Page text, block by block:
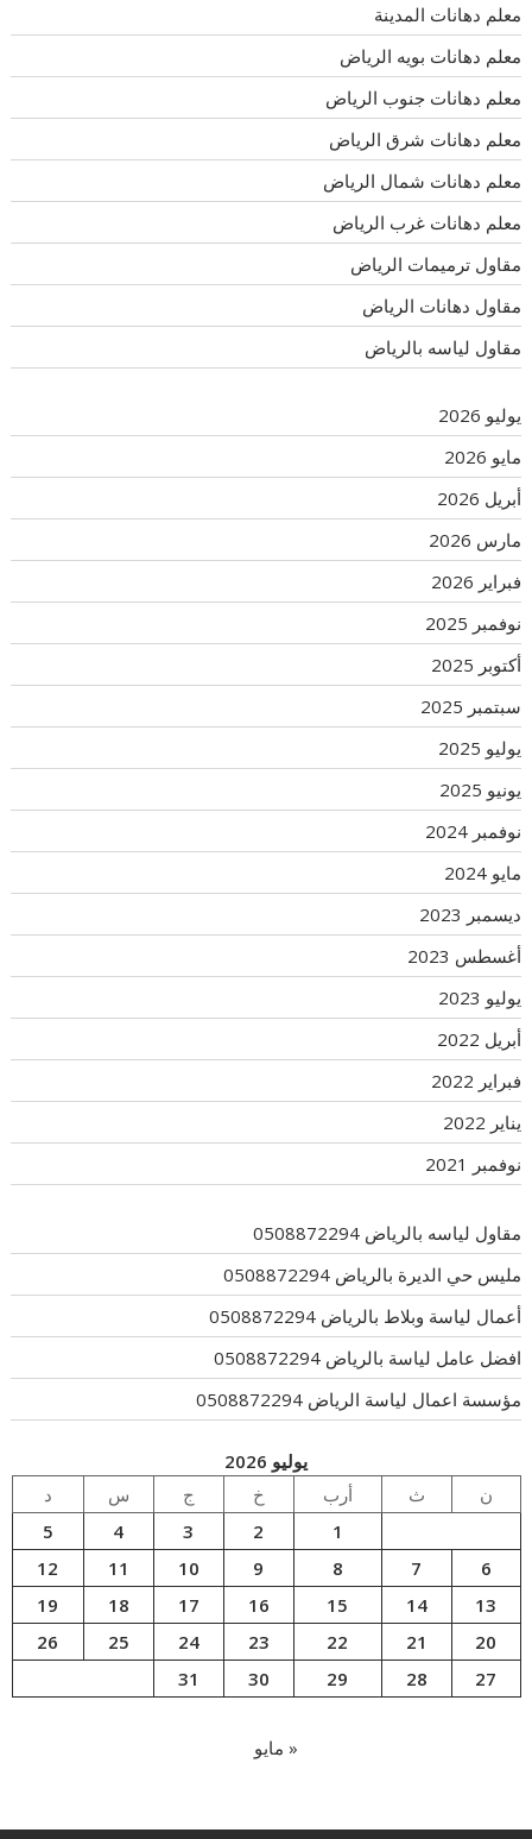
معلم دهانات المدينة
معلم دهانات بويه الرياض
معلم دهانات جنوب الرياض
معلم دهانات شرق الرياض
معلم دهانات شمال الرياض
معلم دهانات غرب الرياض
مقاول ترميمات الرياض
مقاول دهانات الرياض
مقاول لياسه بالرياض
يوليو 2026
مايو 2026
أبريل 2026
مارس 2026
فبراير 2026
نوفمبر 2025
أكتوبر 2025
سبتمبر 2025
يوليو 2025
يونيو 2025
نوفمبر 2024
مايو 2024
ديسمبر 2023
أغسطس 2023
يوليو 2023
أبريل 2022
فبراير 2022
يناير 2022
نوفمبر 2021
مقاول لياسه بالرياض 0508872294
مليس حي الديرة بالرياض 0508872294
أعمال لياسة وبلاط بالرياض 0508872294
افضل عامل لياسة بالرياض 0508872294
مؤسسة اعمال لياسة الرياض 0508872294
يوليو 2026
ن
ث أرب خ ج س
د
1
2
3
4
5
6
7
8
9
10
11
12
13
14
15
16
17
18
19
20
21
22
23
24
25
26
27
28
29
30
31
« مايو